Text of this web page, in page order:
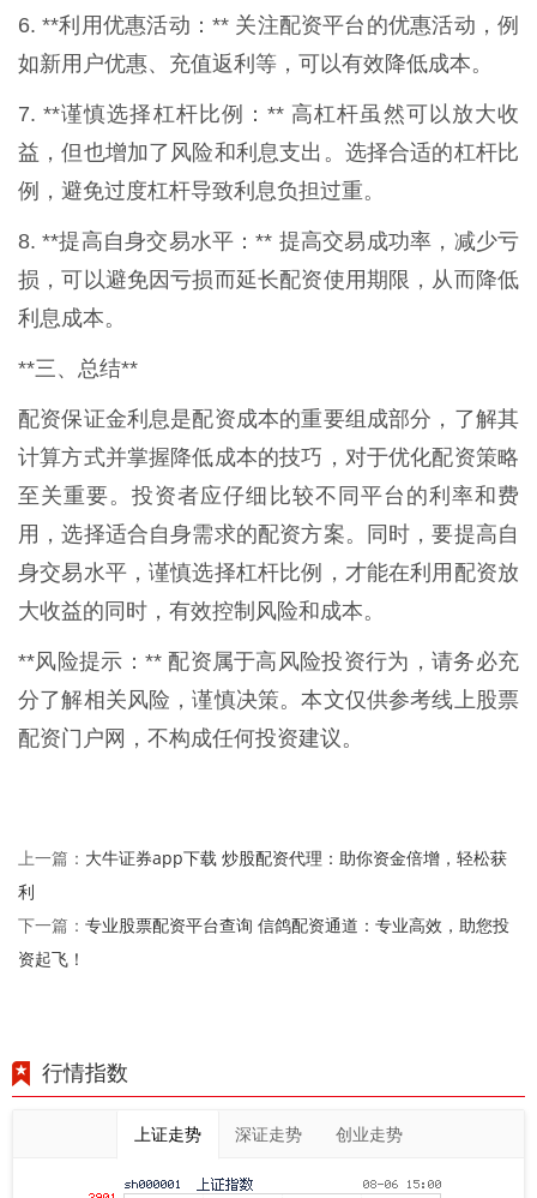
6. **利用优惠活动：** 关注配资平台的优惠活动，例
如新用户优惠、充值返利等，可以有效降低成本。
7. **谨慎选择杠杆比例：** 高杠杆虽然可以放大收
益，但也增加了风险和利息支出。选择合适的杠杆比
例，避免过度杠杆导致利息负担过重。
8. **提高自身交易水平：** 提高交易成功率，减少亏
损，可以避免因亏损而延长配资使用期限，从而降低
利息成本。
**三、总结**
配资保证金利息是配资成本的重要组成部分，了解其
计算方式并掌握降低成本的技巧，对于优化配资策略
至关重要。投资者应仔细比较不同平台的利率和费
用，选择适合自身需求的配资方案。同时，要提高自
身交易水平，谨慎选择杠杆比例，才能在利用配资放
大收益的同时，有效控制风险和成本。
**风险提示：** 配资属于高风险投资行为，请务必充
分了解相关风险，谨慎决策。本文仅供参考线上股票
配资门户网，不构成任何投资建议。
上一篇： 大牛证券app下载 炒股配资代理：助你资金倍增，轻松获
利
下一篇： 专业股票配资平台查询 信鸽配资通道：专业高效，助您投
资起飞！
行情指数
上证走势 深证走势 创业走势